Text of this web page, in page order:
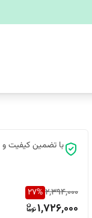
با تضمین
2,394,000
27%
1,726,000